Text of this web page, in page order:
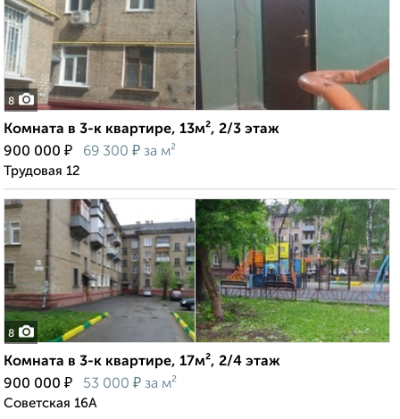
8
Комната в 3-к квартире, 13м², 2/3 этаж
900 000 ₽ 69 300 ₽ за м²
Трудовая 12
8
Комната в 3-к квартире, 17м², 2/4 этаж
900 000 ₽ 53 000 ₽ за м²
Советская 16А